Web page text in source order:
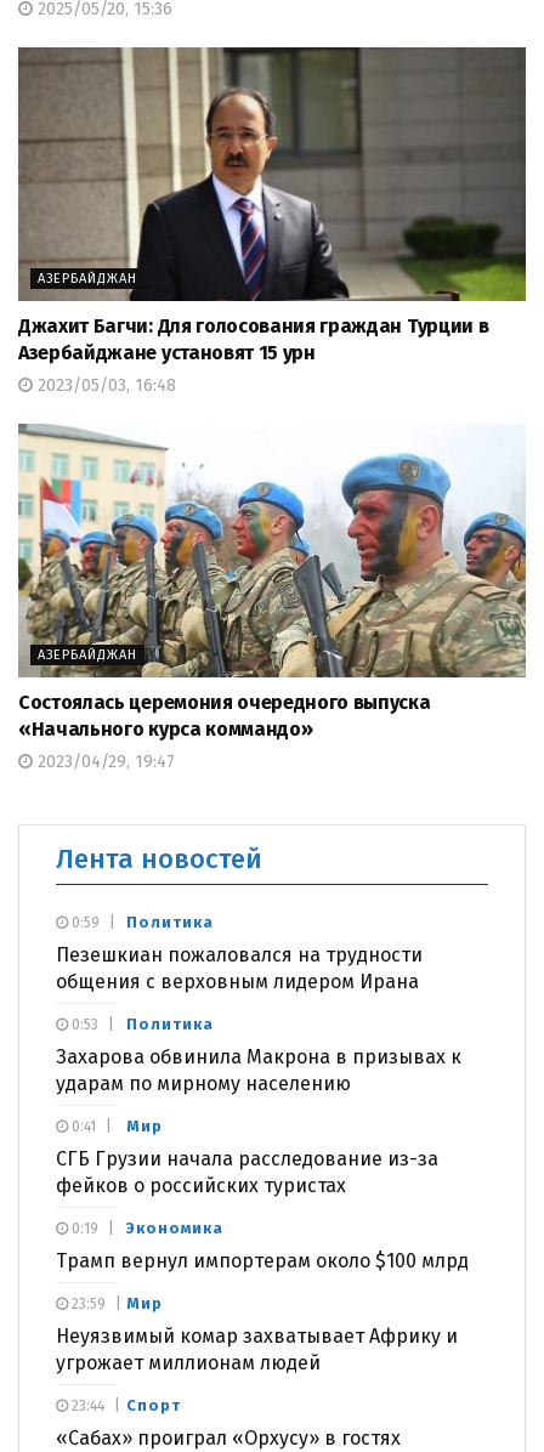
2025/05/20, 15:36
АЗЕРБАЙДЖАН
Джахит Багчи: Для голосования граждан Турции в
Азербайджане установят 15 урн
2023/05/03, 16:48
АЗЕРБАЙДЖАН
Состоялась церемония очередного выпуска
«Начального курса коммандо»
2023/04/29, 19:47
Лента новостей
Политика
Пезешкиан пожаловался на трудности
общения с верховным лидером Ирана
0:59
Политика
Захарова обвинила Макрона в призывах к
ударам по мирному населению
0:53
Мир
СГБ Грузии начала расследование из-за
фейков о российских туристах
0:41
Экономика
Трамп вернул импортерам около $100 млрд
0:19
Мир
Неуязвимый комар захватывает Африку и
угрожает миллионам людей
23:59
Спорт
«Сабах» проиграл «Орхусу» в гостях
23:44